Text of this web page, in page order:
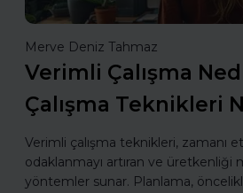
Merve Deniz Tahmaz
Verimli Çalışma
Çalışma Teknikleri
Verimli çalışma teknikleri, zamanı
odaklanmayı artıran ve üretkenliği
yöntemler sunar. Planlama,